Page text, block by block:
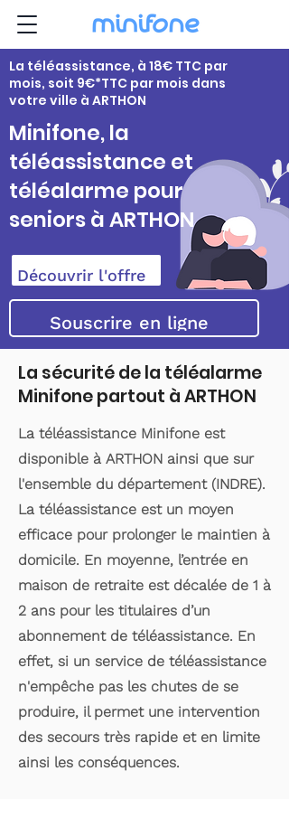
La téléassistance, à 18€ TTC par
mois, soit 9€*TTC par mois dans
votre ville à ARTHON
Minifone, la
téléassistance et
téléalarme pour
seniors à ARTHON
Découvrir l'offre
Souscrire en ligne
La sécurité de la téléalarme
Minifone partout à ARTHON
La téléassistance Minifone est
disponible à ARTHON ainsi que sur
l'ensemble du département (INDRE).
La téléassistance est un moyen
efficace pour prolonger le maintien à
domicile. En moyenne, l’entrée en
maison de retraite est décalée de 1 à
2 ans pour les titulaires d’un
abonnement de téléassistance. En
effet, si un service de téléassistance
n'empêche pas les chutes de se
produire, il permet une intervention
des secours très rapide et en limite
ainsi les conséquences.